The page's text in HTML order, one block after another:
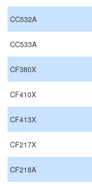
CC532A
CC533A
CF380X
CF410X
CF413X
CF217X
CF218A